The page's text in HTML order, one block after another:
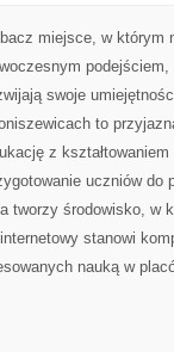
miejsce, w którym
swoje
to
z
uczniów do
tworzy środowisko, w
stanowi
nauką w